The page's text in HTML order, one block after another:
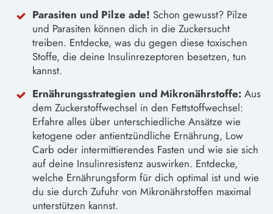
Parasiten und Pilze ade! Schon gewusst? Pilze
und Parasiten können dich in die Zuckersucht
treiben. Entdecke, was du gegen diese toxischen
Stoffe, die deine Insulinrezeptoren besetzen, tun
kannst.
Ernährungsstrategien und Mikronährstoffe: Aus
dem Zuckerstoffwechsel in den Fettstoffwechsel:
Erfahre alles über unterschiedliche Ansätze wie
ketogene oder antientzündliche Ernährung, Low
Carb oder intermittierendes Fasten und wie sie sich
auf deine Insulinresistenz auswirken. Entdecke,
welche Ernährungsform für dich optimal ist und wie
du sie durch Zufuhr von Mikronährstoffen maximal
unterstützen kannst.